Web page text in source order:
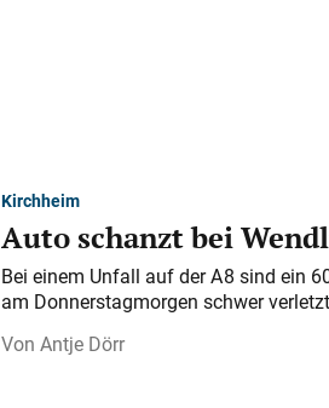
Kirchheim
Auto schanzt bei
Bei einem Unfall auf der A 8 sind ein
am Donnerstagmorgen schwer
Antje Dörr